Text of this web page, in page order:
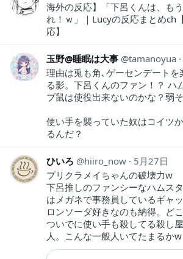
海外の反応】「下呂くんは、も
れ！ｗ」｜Lucyの反応まとめch
応】
玉野@睡眠は大事 tamanoyua
理由は兎も角､ゲーセンデートを
る影。下呂くんのファン！？ ハ
ブ鼠は使役出来ないのかな？弱そ
使い手を襲っていた奴はコイツ
るんだ？
ひいろ hiiro_now
5月27日
プリクラメイちゃんの破壊力w
下呂推しのファンシーなハムス
はメガネで事務員しているギャ
ロンソーダ好きなのも納得。ど
ついでに使い手も殺してる殺し
人。こんな一般人いてたまるかw